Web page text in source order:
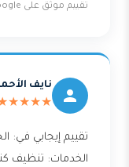
تقييم موثّق على Google
نايف
تقييم إيجابي في:
الخدمات: تنظيف